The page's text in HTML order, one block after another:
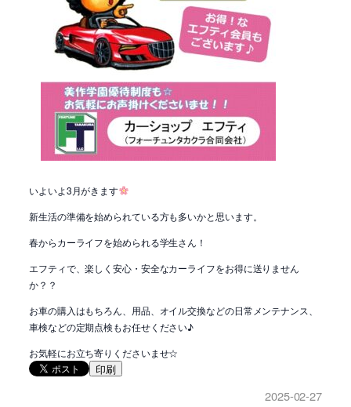
いよいよ3月がきます
新生活の準備を始められている方も多いかと思います。
春からカーライフを始められる学生さん！
エフティで、楽しく安心・安全なカーライフをお得に送りません
か？？
お車の購入はもちろん、用品、オイル交換などの日常メンテナンス、
車検などの定期点検もお任せください♪
お気軽にお立ち寄りくださいませ☆
印刷
2025-02-27